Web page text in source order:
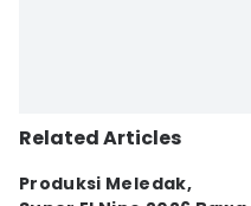
Related Articles
Produksi Meledak,